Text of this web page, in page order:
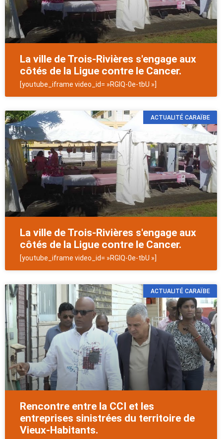
La ville de Trois-Rivières s'engage aux
côtés de la Ligue contre le Cancer.
[youtube_iframe video_id= »RGIQ-0e-tbU »]
ACTUALITÉ CARAÏBE
La ville de Trois-Rivières s'engage aux
côtés de la Ligue contre le Cancer.
[youtube_iframe video_id= »RGIQ-0e-tbU »]
ACTUALITÉ CARAÏBE
Rencontre entre la CCI et les
entreprises sinistrées du territoire de
Vieux-Habitants.